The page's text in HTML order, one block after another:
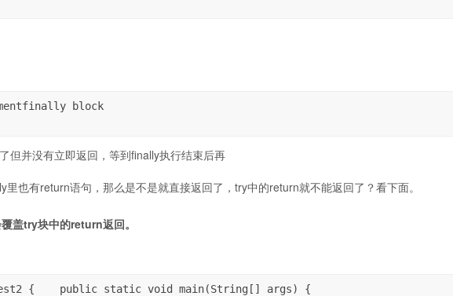
block
但并没有立即返回，等到finally执行结束后再
也有return语句，那么是不是就直接返回了，try中的return就不能返回了？看下面。
盖try块中的return返回。
{    public static void main(String[] args) {